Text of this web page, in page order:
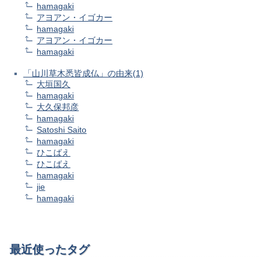
hamagaki
アヨアン・イゴカー
hamagaki
アヨアン・イゴカー
hamagaki
「山川草木悉皆成仏」の由来(1)
大垣国久
hamagaki
大久保邦彦
hamagaki
Satoshi Saito
hamagaki
ひこばえ
ひこばえ
hamagaki
jie
hamagaki
最近使ったタグ